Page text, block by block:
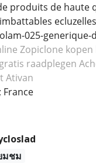
produits de haute
025-generique-
Zopiclone
raadplegen
Ativan
France
มชม